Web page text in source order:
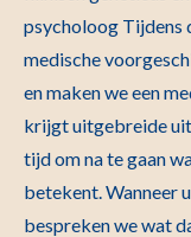
psycholoog Tijdens
medische
en maken we een
krijgt uitgebreide
tijd om na te gaan
betekent. Wanneer
bespreken we wat